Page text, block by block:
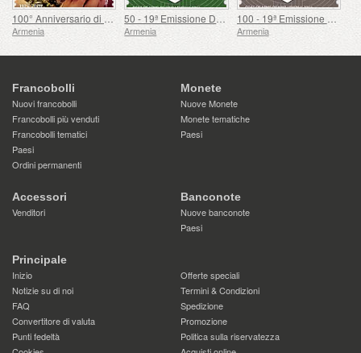
100° Anniversario di Gohar Gasparyan
Armenia
50 - 19ª Emissione Definitiva, Stemmi Armeni
Armenia
100 - 19ª Emissione Definitiva, Stemmi Armeni
Armenia
Francobolli
Nuovi francobolli
Francobolli più venduti
Francobolli tematici
Paesi
Ordini permanenti
Monete
Nuove Monete
Monete tematiche
Paesi
Accessori
Venditori
Banconote
Nuove banconote
Paesi
Principale
Inizio
Offerte speciali
Notizie su di noi
Termini & Condizioni
FAQ
Spedizione
Convertitore di valuta
Promozione
Punti fedeltà
Politica sulla riservatezza